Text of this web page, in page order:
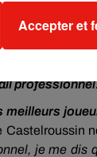
le
il peut y en
l’ambiance
professionnel
meilleurs
je me dis
Accepter et